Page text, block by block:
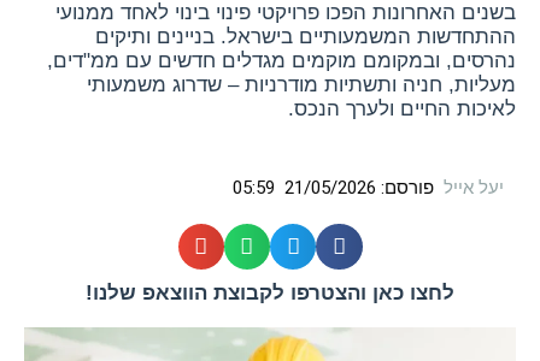
בשנים האחרונות הפכו פרויקטי פינוי בינוי לאחד ממנועי
ההתחדשות המשמעותיים בישראל. בניינים ותיקים
נהרסים, ובמקומם מוקמים מגדלים חדשים עם ממ"דים,
מעליות, חניה ותשתיות מודרניות – שדרוג משמעותי
לאיכות החיים ולערך הנכס.
יעל אייל פורסם: 21/05/2026
05:59
לחצו כאן והצטרפו לקבוצת הווצאפ שלנו!